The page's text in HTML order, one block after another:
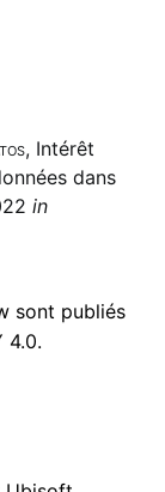
, Intérêt
dans
in
sont publiés
4.0.